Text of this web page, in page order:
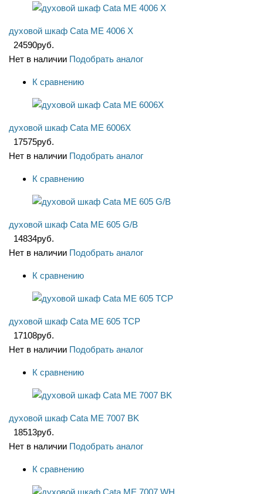
духовой шкаф Cata ME 4006 X
24590руб.
Нет в наличии Подобрать аналог
К сравнению
духовой шкаф Cata ME 6006X
17575руб.
Нет в наличии Подобрать аналог
К сравнению
духовой шкаф Cata ME 605 G/B
14834руб.
Нет в наличии Подобрать аналог
К сравнению
духовой шкаф Cata ME 605 TCP
17108руб.
Нет в наличии Подобрать аналог
К сравнению
духовой шкаф Cata ME 7007 BK
18513руб.
Нет в наличии Подобрать аналог
К сравнению